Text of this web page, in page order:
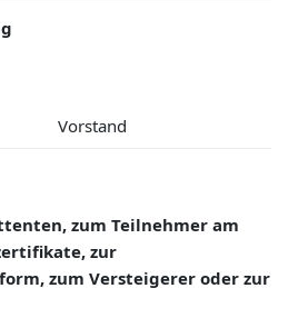
Vorstand
zum Teilnehmer am
zur
zum Versteigerer oder zur